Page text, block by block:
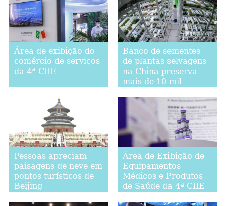
Área de exibição do
comércio de serviços
da 4ª CIIE
Banco de sementes
de plantas selvagens
na China preserva
mais de 10 mil
Pessoas apreciam
paisagens de neve em
pontos turísticos de
Beijing
Área de Exibição de
Equipamentos
Médicos e Produtos
de Saúde da 4ª CIIE